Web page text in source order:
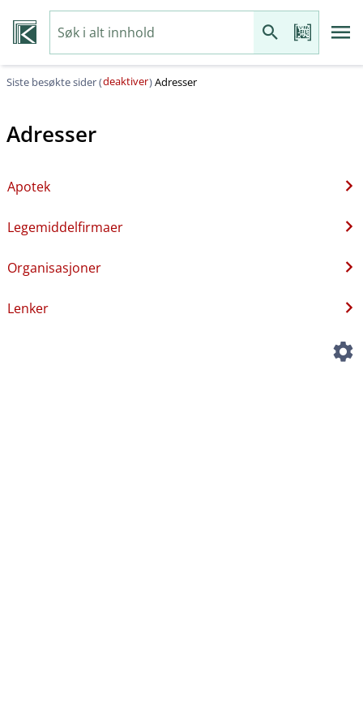
Siste besøkte sider (deaktiver)Adresser
Adresser
Apotek
Legemiddelfirmaer
Organisasjoner
Lenker